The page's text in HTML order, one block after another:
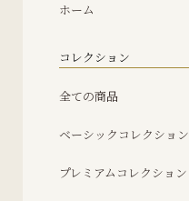
ホーム
コレクション
全ての商品
ベーシックコレクション
プレミアムコレクション